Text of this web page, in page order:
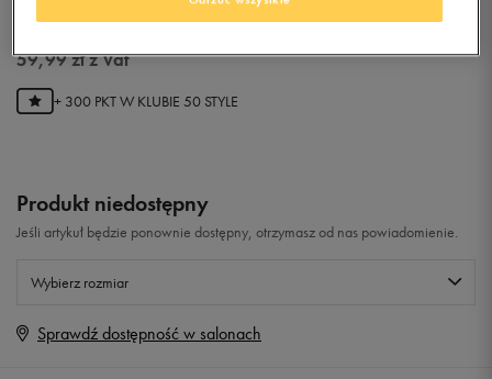
59,99złz Vat
+ 300 PKT W KLUBIE 50 STYLE
Produkt niedostępny
Jeśli artykuł będzie ponownie dostępny, otrzymasz od nas powiadomienie.
Wybierz rozmiar
Rozmiary EU
Sprawdź dostępność w salonach